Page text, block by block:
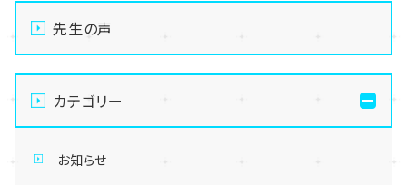
先生の声
カテゴリー
お知らせ